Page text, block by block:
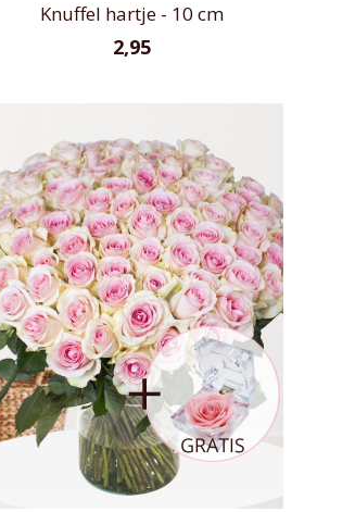
Knuffel hartje - 10 cm
2,95